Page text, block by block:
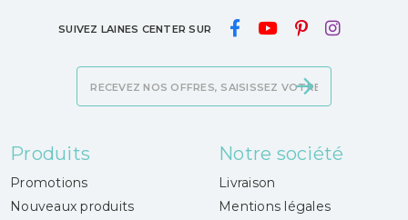
SUIVEZ LAINES CENTER SUR
Produits
Promotions
Nouveaux produits
Notre société
Livraison
Mentions légales